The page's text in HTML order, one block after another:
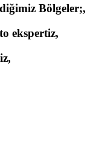
Bölgeler;,
ekspertiz,